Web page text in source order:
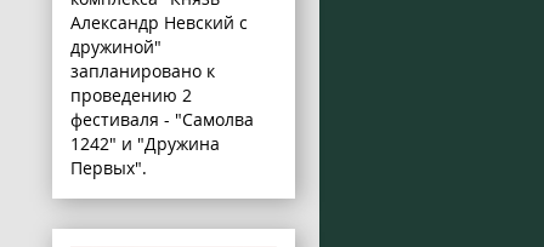
Александр Невский с
дружиной"
запланировано к
проведению 2
фестиваля - "Самолва
1242" и "Дружина
Первых".